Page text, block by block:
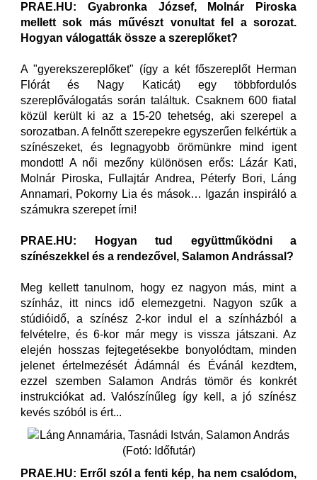
PRAE.HU: Gyabronka József, Molnár Piroska
mellett sok más művészt vonultat fel a sorozat.
Hogyan válogatták össze a szereplőket?
A "gyerekszereplőket" (így a két főszereplőt Herman
Flórát és Nagy Katicát) egy többfordulós
szereplőválogatás során találtuk. Csaknem 600 fiatal
közül került ki az a 15-20 tehetség, aki szerepel a
sorozatban. A felnőtt szerepekre egyszerűen felkértük a
színészeket, és legnagyobb örömünkre mind igent
mondott! A női mezőny különösen erős: Lázár Kati,
Molnár Piroska, Fullajtár Andrea, Péterfy Bori, Láng
Annamari, Pokorny Lia és mások… Igazán inspiráló a
számukra szerepet írni!
PRAE.HU: Hogyan tud együttműködni a
színészekkel és a rendezővel, Salamon Andrással?
Meg kellett tanulnom, hogy ez nagyon más, mint a
színház, itt nincs idő elemezgetni. Nagyon szűk a
stúdióidő, a színész 2-kor indul el a színházból a
felvételre, és 6-kor már megy is vissza játszani. Az
elején hosszas fejtegetésekbe bonyolódtam, minden
jelenet értelmezését Ádámnál és Évánál kezdtem,
ezzel szemben Salamon András tömör és konkrét
instrukciókat ad. Valószínűleg így kell, a jó színész
kevés szóból is ért...
PRAE.HU: Erről szól a fenti kép, ha nem csalódom,